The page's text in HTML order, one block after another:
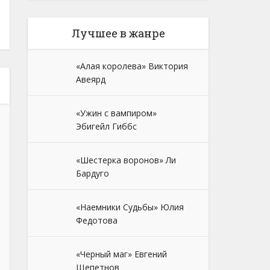
Лучшее в жанре
«Алая королева» Виктория
Авеярд
«Ужин с вампиром»
Эбигейл Гиббс
«Шестерка воронов» Ли
Бардуго
«Наемники Судьбы» Юлия
Федотова
«Черный маг» Евгений
Щепетнов